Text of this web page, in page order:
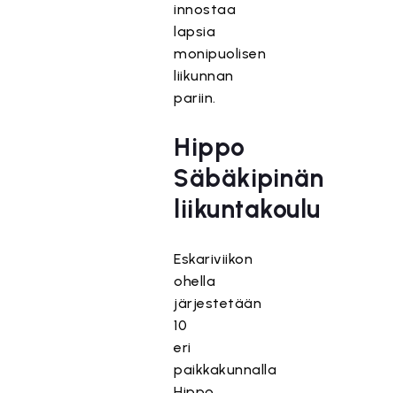
innostaa
lapsia
monipuolisen
liikunnan
pariin.
Hippo
Säbäkipinän
liikuntakoulu
Eskariviikon
ohella
järjestetään
10
eri
paikkakunnalla